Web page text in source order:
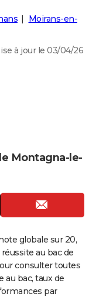
Moirans-en-
à jour le 03/04/26
Montagna-le-
globale sur 20,
au bac de
consulter toutes
au bac, taux de
par